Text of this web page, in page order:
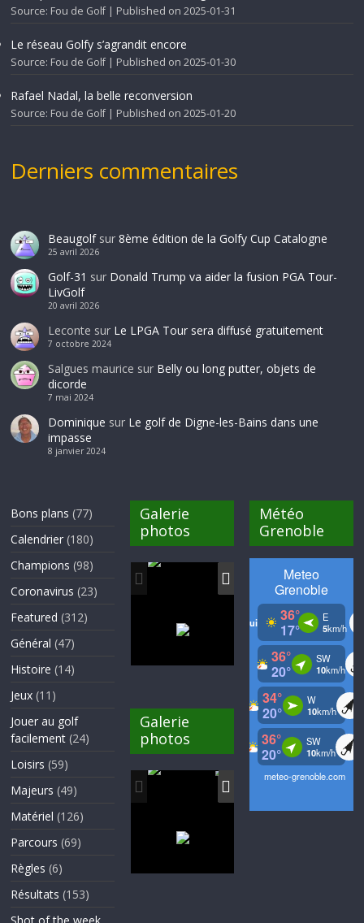
Source: Fou de Golf Published on 2025-01-31
Le réseau Golfy s’agrandit encore
Source: Fou de Golf Published on 2025-01-30
Rafael Nadal, la belle reconversion
Source: Fou de Golf Published on 2025-01-20
Derniers commentaires
Beaugolfsur 8ème édition de la Golfy Cup Catalogne
25 avril 2026
Golf-31 sur Donald Trump va aider la fusion PGA Tour-
LivGolf
20 avril 2026
Leconte sur Le LPGA Tour sera diffusé gratuitement
7 octobre 2024
Salgues maurice sur Belly ou long putter, objets de
dicorde
7 mai 2024
Dominique sur Le golf de Digne-les-Bains dans une
impasse
8 janvier 2024
Bons plans (77)
Calendrier (180)
Champions (98)
Coronavirus (23)
Featured (312)
Général (47)
Histoire (14)
Jeux (11)
Jouer au golf
facilement (24)
Loisirs (59)
Majeurs (49)
Matériel (126)
Parcours (69)
Règles (6)
Résultats (153)
Shot of the week
Galerie
photos
Galerie
photos
Météo
Grenoble